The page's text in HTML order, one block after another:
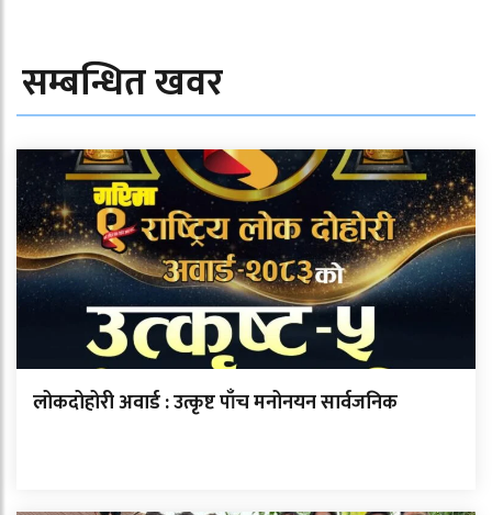
सम्बन्धित खवर
लोकदोहोरी अवार्ड : उत्कृष्ट पाँच मनोनयन सार्वजनिक